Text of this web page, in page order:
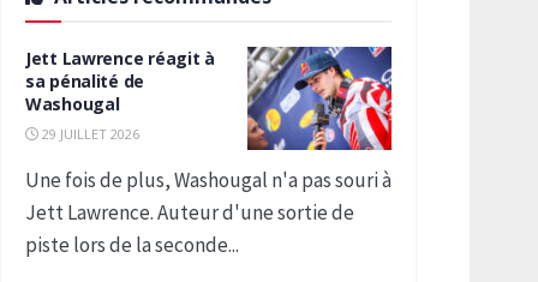
Jett Lawrence réagit à
sa pénalité de
Washougal
29 JUILLET 2026
Une fois de plus, Washougal n'a pas souri à
Jett Lawrence. Auteur d'une sortie de
piste lors de la seconde...